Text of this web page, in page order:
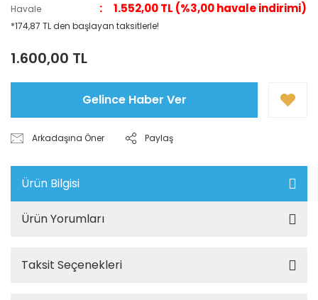
Havale
1.552,00 TL (%3,00 havale indirimi)
*174,87 TL den başlayan taksitlerle!
1.600,00 TL
Gelince Haber Ver
Arkadaşına Öner Paylaş
Ürün Bilgisi
Ürün Yorumları
Taksit Seçenekleri